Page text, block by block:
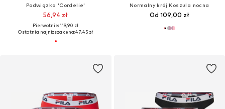
Podwiązka 'Cordelie'
56,94 zł
Pierwotnie: 119,90 zł
Ostatnia najniższa cena:47,45 zł
Normalny krój Koszula nocna
Od 109,00 zł